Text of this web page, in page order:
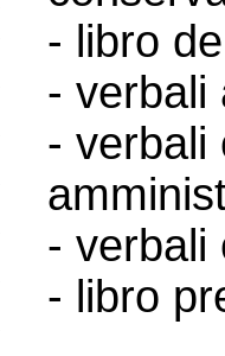
- libro
- verbali
- verbali
- verbali
- libro